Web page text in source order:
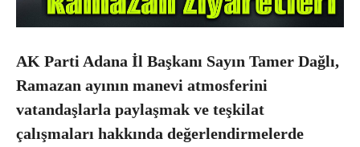
AK Parti Adana İl Başkanı Sayın Tamer Dağlı,
Ramazan ayının manevi atmosferini
vatandaşlarla paylaşmak ve teşkilat
çalışmaları hakkında değerlendirmelerde